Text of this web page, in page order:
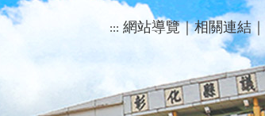
::: 網站導覽｜相關連結 ｜